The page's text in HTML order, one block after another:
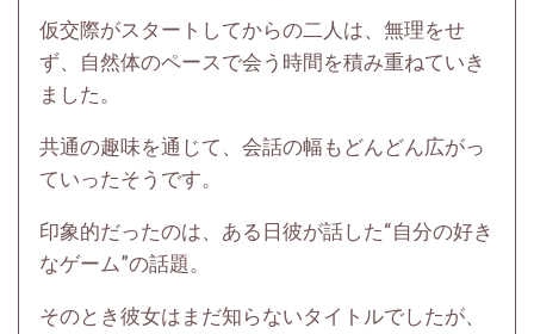
仮交際がスタートしてからの二人は、無理をせ
ず、自然体のペースで会う時間を積み重ねていき
ました。
共通の趣味を通じて、会話の幅もどんどん広がっ
ていったそうです。
印象的だったのは、ある日彼が話した“自分の好き
なゲーム”の話題。
そのとき彼女はまだ知らないタイトルでしたが、